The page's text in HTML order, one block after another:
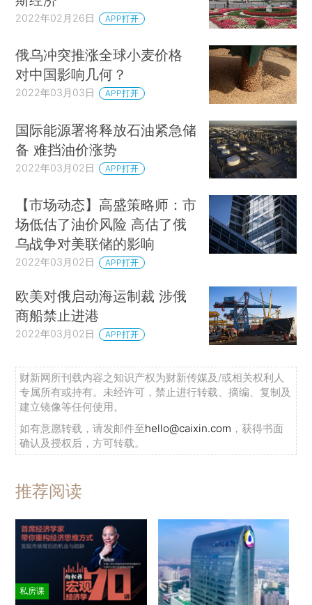
2022年02月26日 APP打开
俄乌冲突推涨全球小麦价格
对中国影响几何？
2022年03月03日 APP打开
国际能源署将释放石油紧急储
备 难挡油价涨势
2022年03月02日 APP打开
【市场动态】高盛策略师：市
场低估了油价风险 高估了俄
乌战争对美联储的影响
2022年03月02日 APP打开
欧美对俄启动海运制裁 涉俄
商船禁止进港
2022年03月02日 APP打开
财新网所刊载内容之知识产权为财新传媒及/或相关权利人
专属所有或持有。未经许可，禁止进行转载、摘编、复制及
建立镜像等任何使用。
如有意愿转载，请发邮件至hello@caixin.com ，获得书面
确认及授权后，方可转载。
推荐阅读
私房课